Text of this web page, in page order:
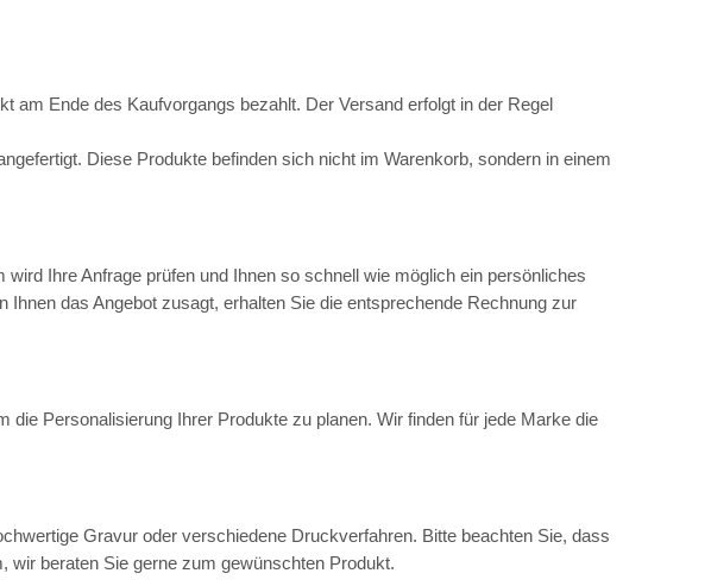
am Ende des Kaufvorgangs bezahlt. Der Versand erfolgt in der Regel
Diese Produkte befinden sich nicht im Warenkorb, sondern in einem
Ihre Anfrage prüfen und Ihnen so schnell wie möglich ein persönliches
das Angebot zusagt, erhalten Sie die entsprechende Rechnung zur
Personalisierung Ihrer Produkte zu planen. Wir finden für jede Marke die
Gravur oder verschiedene Druckverfahren. Bitte beachten Sie, dass
wir beraten Sie gerne zum gewünschten Produkt.